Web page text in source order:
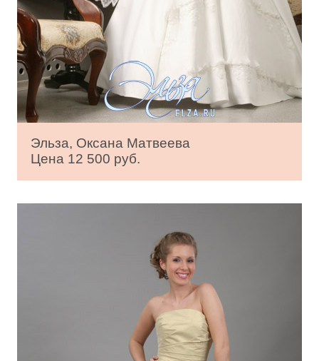
Эльза, Оксана Матвеева
Цена 12 500 руб.